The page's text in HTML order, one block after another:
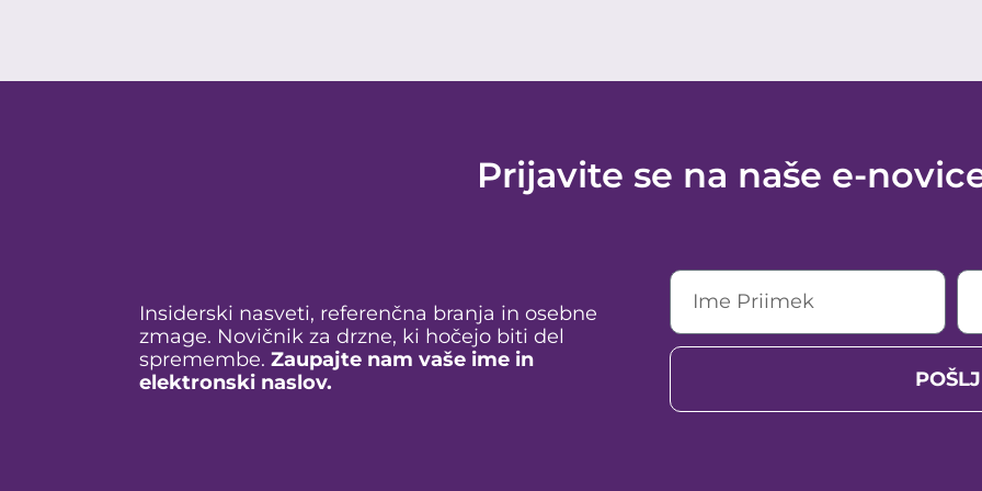
Prijavite se na naše e-
Insiderski nasveti, referenčna branja in osebne
zmage. Novičnik za drzne, ki hočejo biti del
spremembe. Zaupajte nam vaše ime in
elektronski naslov.